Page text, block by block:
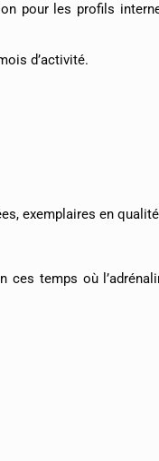
pour les profils
d’activité.
exemplaires en
ces temps où